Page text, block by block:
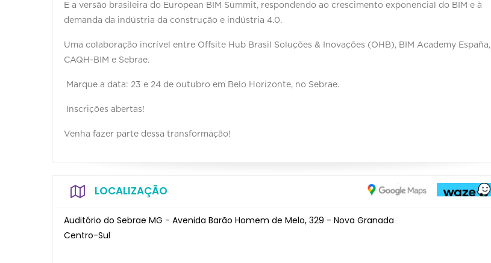
E a versão brasileira do European BIM Summit, respondendo ao crescimento exponencial do BIM e à
demanda da indústria da construção e indústria 4.0.
Uma colaboração incrível entre Offsite Hub Brasil Soluções & Inovações (OHB), BIM Academy España,
CAQH-BIM e Sebrae.
Marque a data: 23 e 24 de outubro em Belo Horizonte, no Sebrae.
Inscrições abertas!
Venha fazer parte dessa transformação!
LOCALIZAÇÃO
Auditório do Sebrae MG - Avenida Barão Homem de Melo, 329 - Nova Granada
Centro-Sul